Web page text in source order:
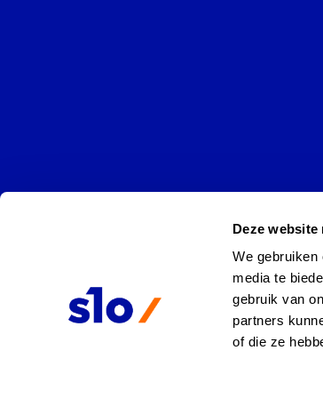
Deze
We
media te
gebruik van
partners
of die ze